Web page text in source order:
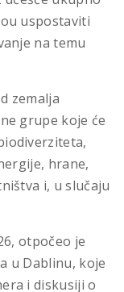
uspostaviti
na temu
zemalja
grupe koje će
hrane,
i, u slučaju
otpočeo je
u Dablinu, koje
i diskusiji o